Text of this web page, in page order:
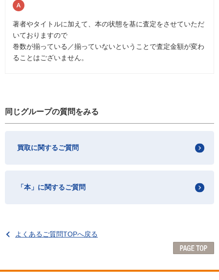
著者やタイトルに加えて、本の状態を基に査定をさせていただ
いておりますので
巻数が揃っている／揃っていないということで査定金額が変わ
ることはございません。
同じグループの質問をみる
買取に関するご質問
「本」に関するご質問
よくあるご質問TOPへ戻る